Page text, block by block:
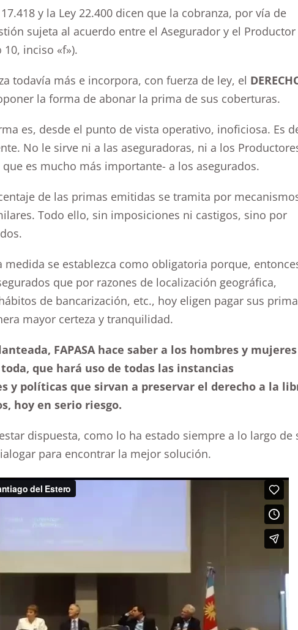
y la Ley 22.400 dicen que la cobranza, por vía de
sujeta al acuerdo entre el Asegurador y el Productor
inciso «f»).
todavía más e incorpora, con fuerza de ley, el
la forma de abonar la prima de sus coberturas.
es, desde el punto de vista operativo, inoficiosa. Es
No le sirve ni a las aseguradoras, ni a los
es mucho más importante- a los asegurados.
de las primas emitidas se tramita por
Todo ello, sin imposiciones ni castigos, sino por
se establezca como obligatoria porque,
que por razones de localización geográfica,
de bancarización, etc., hoy eligen pagar sus
mayor certeza y tranquilidad.
FAPASA hace saber a los hombres y
que hará uso de todas las instancias
y políticas que sirvan a preservar el derecho a la
hoy en serio riesgo.
dispuesta, como lo ha estado siempre a lo largo de
para encontrar la mejor solución.